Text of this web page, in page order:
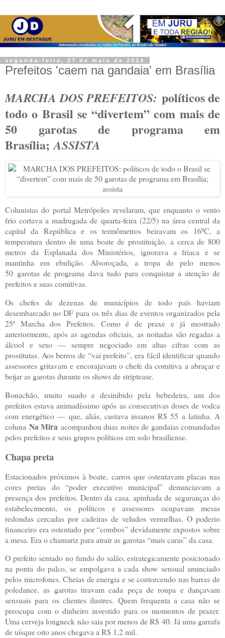
segunda-feira, 27 de maio de 2024
Prefeitos 'caem na gandaia' em Brasília
MARCHA DOS PREFEITOS: políticos de
todo o Brasil se “divertem” com mais de
50 garotas de programa em
Brasília;ASSISTA
Colunistas do portal Metrópoles revelaram, que enquanto o vento
frio cortava a madrugada de quarta-feira (22/5) na área central da
capital da República e os termômetros beiravam os 16ºC, a
temperatura dentro de uma boate de prostituição, a cerca de 800
metros da Esplanada dos Ministérios, ignorava a friaca e se
mantinha em ebulição. Alvoroçada, a tropa de pelo menos
50 garotas de programa dava tudo para conquistar a atenção de
prefeitos e suas comitivas.
Os chefes de dezenas de municípios de todo país haviam
desembarcado no DF para os três dias de eventos organizados pela
25ª Marcha dos Prefeitos. Como é de praxe e já mostrado
anteriormente, após as agendas oficiais, as noitadas são regadas a
álcool e sexo — sempre negociado em altas cifras com as
prostitutas. Aos berros de “vai prefeito”, era fácil identificar quando
assessores gritavam e encorajavam o chefe da comitiva a abraçar e
beijar as garotas durante os shows de striptease.
Bonachão, muito suado e desinibido pela bebedeira, um dos
prefeitos estava animadíssimo após as consecutivas doses de vodca
com energético — que, aliás, custava insanos R$ 55 a latinha. A
coluna Na Mira acompanhou duas noites de gandaias comandadas
pelos prefeitos e seus grupos políticos em solo brasiliense.
Chapa preta
Estacionados próximos à boate, carros que ostentavam placas nas
cores pretas do “poder executivo municipal” denunciavam a
presença dos prefeitos. Dentro da casa, apinhada de seguranças do
estabelecimento, os políticos e assessores ocupavam mesas
redondas cercadas por cadeiras de veludos vermelhas. O poderio
financeiro era ostentado por “combos” devidamente expostos sobre
a mesa. Era o chamariz para atrair as garotas “mais caras” da casa.
O prefeito sentado no fundo do salão, estrategicamente posicionado
na ponta do palco, se empolgava a cada show sensual anunciado
pelos microfones. Cheias de energia e se contorcendo nas barras de
poledance, as garotas tiravam cada peça de roupa e dançavam
sensuais para os clientes ilustres. Quem frequenta a casa não se
preocupa com o dinheiro investido para os momentos de prazer.
Uma cerveja longneck não saia por menos de R$ 40. Já uma garrafa
de uísque oito anos chegava a R$ 1,2 mil.